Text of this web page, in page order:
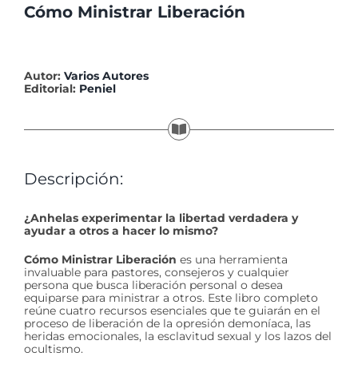
Cómo Ministrar Liberación
Autor: Varios Autores
Editorial: Peniel
Descripción:
¿Anhelas experimentar la libertad verdadera y
ayudar a otros a hacer lo mismo?
Cómo Ministrar Liberación es una herramienta
invaluable para pastores, consejeros y cualquier
persona que busca liberación personal o desea
equiparse para ministrar a otros. Este libro completo
reúne cuatro recursos esenciales que te guiarán en el
proceso de liberación de la opresión demoníaca, las
heridas emocionales, la esclavitud sexual y los lazos del
ocultismo.